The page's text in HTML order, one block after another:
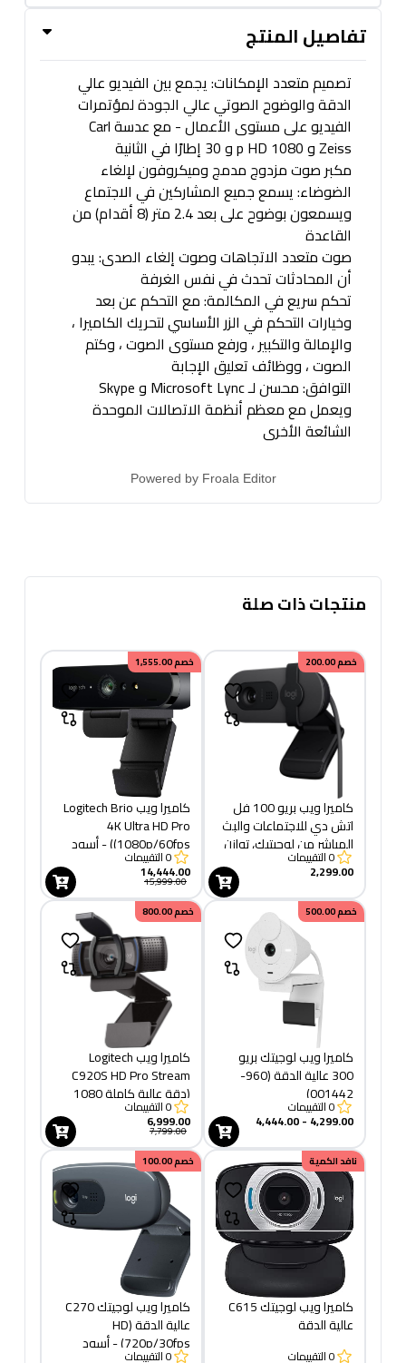
تفاصيل المنتج
تصميم متعدد الإمكانات: يجمع بين الفيديو عالي
الدقة والوضوح الصوتي عالي الجودة لمؤتمرات
الفيديو على مستوى الأعمال - مع عدسة Carl
Zeiss و 1080 p HD و 30 إطارًا في الثانية
مكبر صوت مزدوج مدمج وميكروفون لإلغاء
الضوضاء: يسمع جميع المشاركين في الاجتماع
ويسمعون بوضوح على بعد 2.4 متر (8 أقدام) من
القاعدة
صوت متعدد الاتجاهات وصوت إلغاء الصدى: يبدو
أن المحادثات تحدث في نفس الغرفة
تحكم سريع في المكالمة: مع التحكم عن بعد
وخيارات التحكم في الزر الأساسي لتحريك الكاميرا ،
والإمالة والتكبير ، ورفع مستوى الصوت ، وكتم
الصوت ، ووظائف تعليق الإجابة
التوافق: محسن لـ Microsoft Lync و Skype
ويعمل مع معظم أنظمة الاتصالات الموحدة
الشائعة الأخرى
Powered by Froala Editor
منتجات ذات صلة
خصم200.00
كاميرا ويب بريو 100 فل
اتش دي للاجتماعات والبث
المباشر من لوجيتيك، توازن
الضوء التلقائي، ميكروفون
مدمج، مصراع للخصوصية،
USB النوع ايه،
لمايكروسوفت تيمز، جوجل
ميت، زووم والمزيد -
جرافيت
0التقييمات
2,299.00
خصم1,555.00
كاميرا ويب Logitech Brio
4K Ultra HD Pro
(1080p/60fps) - أسود
(960-001194)
0التقييمات
14,444.00
15,999.00
خصم500.00
كاميرا ويب لوجيتك بريو
300 عالية الدقة (960-
001442)
0التقييمات
4,299.00 - 4,444.00
خصم800.00
كاميرا ويب Logitech
C920S HD Pro Stream
(دقة عالية كاملة 1080
بكسل/30 إطارًا في الثانية) -
أسود (960-001252)
0التقييمات
6,999.00
7,799.00
نافد الكمية
كاميرا ويب لوجيتك C615
عالية الدقة
0التقييمات
خصم100.00
كاميرا ويب لوجيتك C270
عالية الدقة (HD
720p/30fps) - أسود
0التقييمات